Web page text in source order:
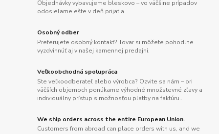
Objednávky vybavujeme bleskovo – vo väčšine prípadov
odosielame ešte v deň prijatia.
Osobný odber
Preferujete osobný kontakt? Tovar si môžete pohodlne
vyzdvihnúť aj v našej kamennej predajni.
Veľkoobchodná spolupráca
Ste veľkoodberateľ alebo výrobca? Ozvite sa nám – pri
väčších objemoch ponúkame výhodné množstevné zľavy a
individuálny prístup s možnosťou platby na faktúru..
We ship orders across the entire European Union.
Customers from abroad can place orders with us, and we